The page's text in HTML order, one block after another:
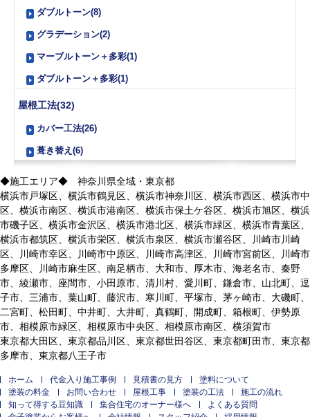
ダブルトーン(8)
グラデーション(2)
マーブルトーン＋多彩(1)
ダブルトーン＋多彩(1)
屋根工法(32)
カバー工法(26)
葺き替え(6)
◆施工エリア◆ 神奈川県全域・東京都
横浜市戸塚区、横浜市鶴見区、横浜市神奈川区、横浜市西区、横浜市中
区、横浜市南区、横浜市港南区、横浜市保土ケ谷区、横浜市旭区、横浜
市磯子区、横浜市金沢区、横浜市港北区、横浜市緑区、横浜市青葉区、
横浜市都筑区、横浜市栄区、横浜市泉区、横浜市瀬谷区、川崎市川崎
区、川崎市幸区、川崎市中原区、川崎市高津区、川崎市宮前区、川崎市
多摩区、川崎市麻生区、南足柄市、大和市、厚木市、海老名市、秦野
市、綾瀬市、座間市、小田原市、清川村、愛川町、鎌倉市、山北町、逗
子市、三浦市、葉山町、藤沢市、寒川町、平塚市、茅ヶ崎市、大磯町、
二宮町、松田町、中井町、大井町、真鶴町、開成町、箱根町、伊勢原
市、相模原市緑区、相模原市中央区、相模原市南区、横須賀市
東京都大田区、東京都品川区、東京都世田谷区、東京都町田市、東京都
多摩市、東京都八王子市
ホーム 代金入り施工事例 見積書の見方
塗料について
塗装の料金
お問い合わせ 屋根工事 塗装の工法
施工の流れ
知って得する豆知識
集合住宅のオーナー様へ
よくある質問